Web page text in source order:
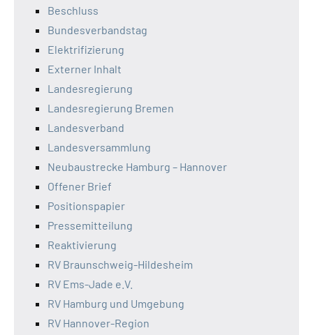
Beschluss
Bundesverbandstag
Elektrifizierung
Externer Inhalt
Landesregierung
Landesregierung Bremen
Landesverband
Landesversammlung
Neubaustrecke Hamburg – Hannover
Offener Brief
Positionspapier
Pressemitteilung
Reaktivierung
RV Braunschweig-Hildesheim
RV Ems-Jade e.V.
RV Hamburg und Umgebung
RV Hannover-Region